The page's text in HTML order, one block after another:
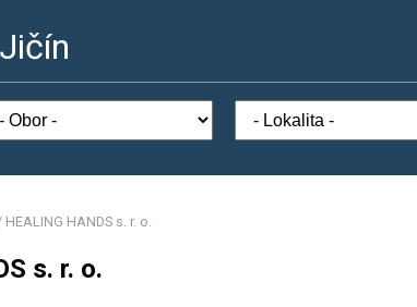
HEALING HANDS s. r. o.
s. r. o.